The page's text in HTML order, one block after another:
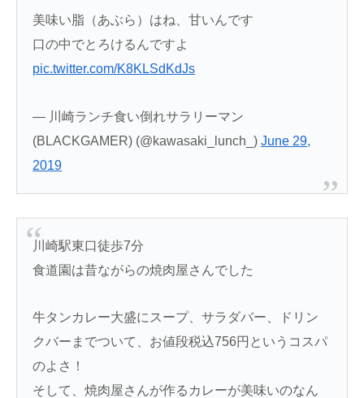
美味い脂（あぶら）はね、甘いんです
口の中でとろけるんですよ
pic.twitter.com/K8KLSdKdJs
— 川崎ランチ食い倒れサラリーマン
(BLACKGAMER) (@kawasaki_lunch_)June 29,
2019
川崎駅東口徒歩7分
食道園は昔ながらの焼肉屋さんでした
牛タンカレー大盛にスープ、サラダバー、ドリン
クバーまでついて、お値段税込756円というコスパ
のよさ！
そして、焼肉屋さんが作るカレーが美味いのなん